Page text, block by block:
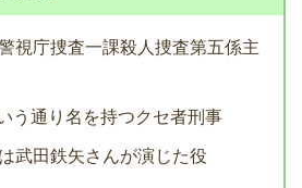
視庁捜査一課殺人捜査第五係主
う通り名を持つクセ者刑事
武田鉄矢さんが演じた役